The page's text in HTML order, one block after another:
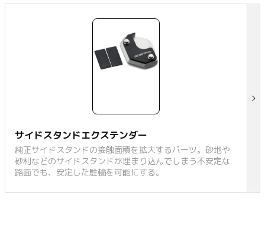
サイドスタンドエクステンダー
純正サイドスタンドの接触面積を拡大するパーツ。砂地や
砂利などのサイドスタンドが埋まり込んでしまう不安定な
路面でも、安定した駐輪を可能にする。